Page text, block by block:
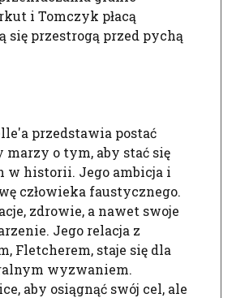
i Tomczyk płacą
się przestrogą przed pychą
przedstawia postać
marzy o tym, aby stać się
w historii. Jego ambicja i
człowieka faustycznego.
zdrowie, a nawet swoje
Jego relacja z
Fletcherem, staje się dla
wyzwaniem.
aby osiągnąć swój cel, ale